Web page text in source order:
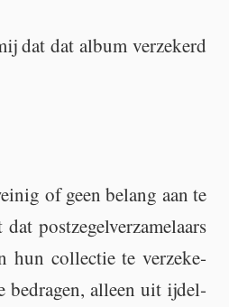
dat dat album ver­ze­kerd
of geen be­lang aan te
post­ze­gel­ver­za­me­laars
hun col­lec­tie te ver­ze­ke­
be­dra­gen, al­leen uit ij­del­